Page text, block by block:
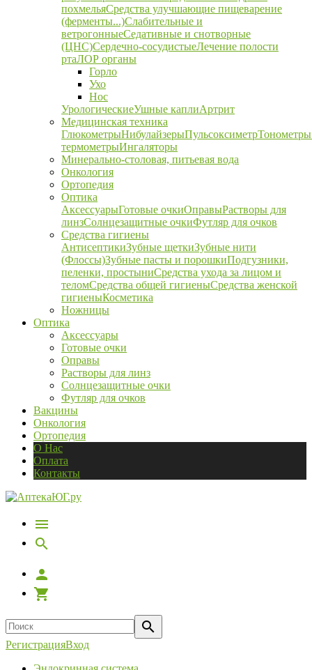
похмельяСредства улучшающие пищеварение
(ферменты...)Слабительные и
ветрогонныеСедативные и снотворные
(ЦНС)Сердечно-сосудистыеЛечение полости
ртаЛОР органы
Горло
Ухо
Нос
УрологическиеУшные каплиАртрит
Медицинская техника
ГлюкометрыНибулайзерыПульсоксиметрТонометры
термометрыИнгаляторы
Минерально-столовая, питьевая вода
Онкология
Ортопедия
Оптика
АксессуарыГотовые очкиОправыРастворы для
линзСолнцезащитные очкиФутляр для очков
Средства гигиены
АнтисептикиЗубные щеткиЗубные нити
(Флоссы)Зубные пасты и порошкиПодгузники,
пеленки, простыниСредства ухода за лицом и
теломСредства общей гигиеныСредства женской
гигиеныКосметика
Ножницы
Оптика
Аксессуары
Готовые очки
Оправы
Растворы для линз
Солнцезащитные очки
Футляр для очков
Вакцины
Онкология
Ортопедия
О Нас
Оплата
Контакты
РегистрацияВход